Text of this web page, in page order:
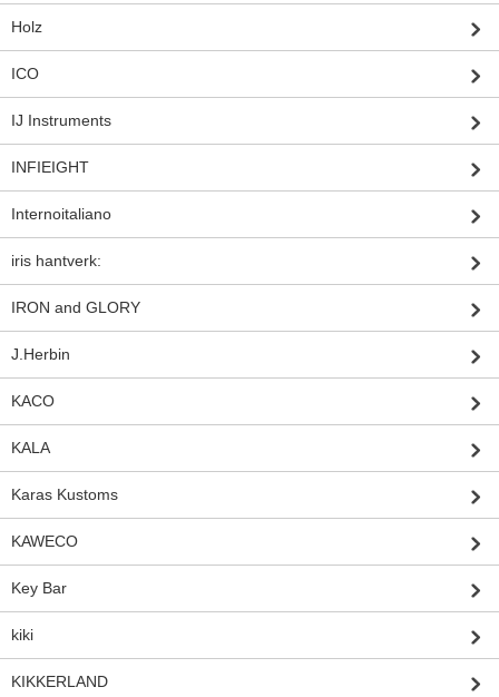
Holz
ICO
IJ Instruments
INFIEIGHT
Internoitaliano
iris hantverk:
IRON and GLORY
J.Herbin
KACO
KALA
Karas Kustoms
KAWECO
Key Bar
kiki
KIKKERLAND